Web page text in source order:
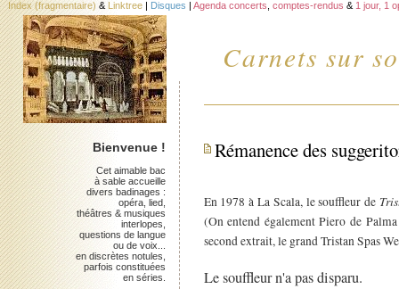
Carnets sur
Index (fragmentaire) & Linktree | Disques | Agenda concerts comptes-rendus & 1 jour, 1
Rémanence des
En 1978 à La Scala, le souffleur de
(On entend également Piero de
second extrait, le grand Tristan Spas
Le souffleur n'a pas disparu.
Bienvenue !
Cet aimable bac
à sable accueille
divers badinages :
opéra, lied,
théâtres & musiques
interlopes,
questions de langue
ou de voix...
en discrètes notules,
parfois constituées
en séries.